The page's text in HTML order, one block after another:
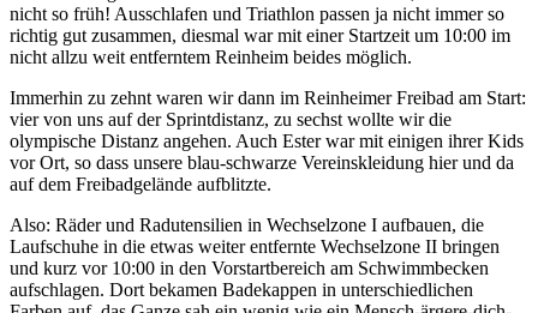
nicht so früh! Ausschlafen und Triathlon passen ja nicht immer so
richtig gut zusammen, diesmal war mit einer Startzeit um 10:00 im
nicht allzu weit entferntem Reinheim beides möglich.
Immerhin zu zehnt waren wir dann im Reinheimer Freibad am Start:
vier von uns auf der Sprintdistanz, zu sechst wollte wir die
olympische Distanz angehen. Auch Ester war mit einigen ihrer Kids
vor Ort, so dass unsere blau-schwarze Vereinskleidung hier und da
auf dem Freibadgelände aufblitzte.
Also: Räder und Radutensilien in Wechselzone I aufbauen, die
Laufschuhe in die etwas weiter entfernte Wechselzone II bringen
und kurz vor 10:00 in den Vorstartbereich am Schwimmbecken
aufschlagen. Dort bekamen Badekappen in unterschiedlichen